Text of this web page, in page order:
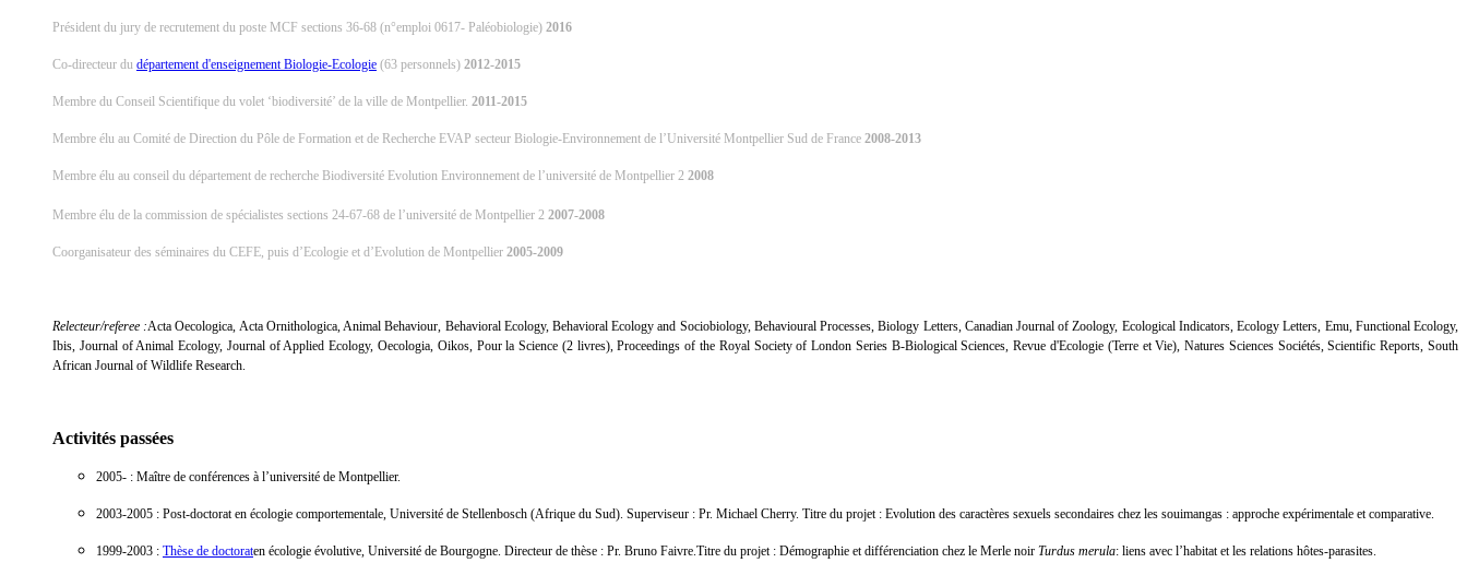
Président du jury de recrutement du poste MCF sections 36-68 (n°emploi 0617- Paléobiologie) 2016
Co-directeur du département d'enseignement Biologie-Ecologie (63 personnels) 2012-2015
Membre du Conseil Scientifique du volet ‘biodiversité’ de la ville de Montpellier. 2011-2015
Membre élu au Comité de Direction du Pôle de Formation et de Recherche EVAP secteur Biologie-Environnement de l’Université Montpellier Sud de France 2008-2013
Membre élu au conseil du département de recherche Biodiversité Evolution Environnement de l’université de Montpellier 2 2008
Membre élu de la commission de spécialistes sections 24-67-68 de l’université de Montpellier 2 2007-2008
Coorganisateur des séminaires du CEFE, puis d’Ecologie et d’Evolution de Montpellier 2005-2009
Relecteur/referee :Acta Oecologica, Acta Ornithologica, Animal Behaviour, Behavioral Ecology, Behavioral Ecology and Sociobiology, Behavioural Processes, Biology Letters, Canadian Journal of Zoology, Ecological Indicators, Ecology Letters, Emu, Functional Ecology,
Ibis, Journal of Animal Ecology, Journal of Applied Ecology, Oecologia, Oikos, Pour la Science (2 livres), Proceedings of the Royal Society of London Series B-Biological Sciences, Revue d'Ecologie (Terre et Vie), Natures Sciences Sociétés, Scientific Reports, South
African Journal of Wildlife Research.
Activités passées
2005- : Maître de conférences à l’université de Montpellier.
2003-2005 : Post-doctorat en écologie comportementale, Université de Stellenbosch (Afrique du Sud). Superviseur : Pr. Michael Cherry. Titre du projet : Evolution des caractères sexuels secondaires chez les souimangas : approche expérimentale et comparative.
1999-2003 : Thèse de doctoraten écologie évolutive, Université de Bourgogne. Directeur de thèse : Pr. Bruno Faivre.Titre du projet : Démographie et différenciation chez le Merle noir Turdus merula: liens avec l’habitat et les relations hôtes-parasites.